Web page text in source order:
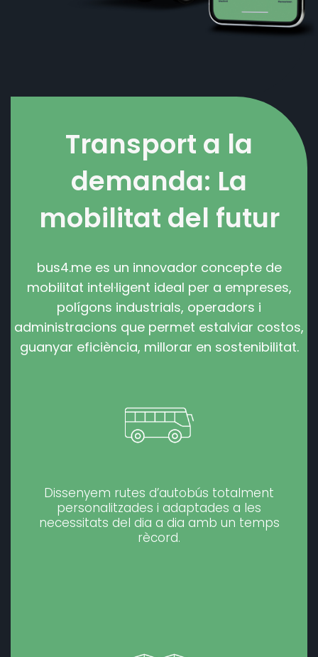
Transport a la
demanda: La
mobilitat del futur
bus4.me es un innovador concepte de
mobilitat intel·ligent ideal per a empreses,
polígons industrials, operadors i
administracions que permet estalviar costos,
guanyar eficiència, millorar en sostenibilitat.
Dissenyem rutes d’autobús totalment
personalitzades i adaptades a les
necessitats del dia a dia amb un temps
rècord.